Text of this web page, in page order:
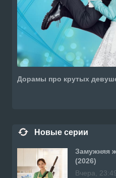
Дорамы про крутых
Новые серии
Замужняя
(2026)
Вчера,